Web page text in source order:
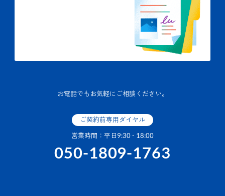
お電話でもお気軽にご相談ください。
ご契約前専用ダイヤル
営業時間：平日9:30 - 18:00
050-1809-1763